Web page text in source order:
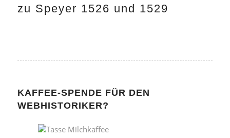
zu Speyer 1526 und 1529
KAFFEE-SPENDE FÜR DEN
WEBHISTORIKER?